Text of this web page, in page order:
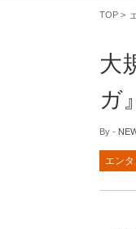
TOP
大
ガ
By -
エンタ